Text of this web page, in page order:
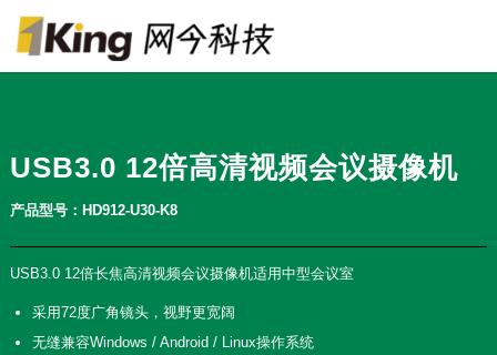
USB3.0 12倍高清视频会议摄像机
产品型号：HD912-U30-K8
USB3.0 12倍长焦高清视频会议摄像机适用中型会议室
采用72度广角镜头，视野更宽阔
无缝兼容Windows / Android / Linux操作系统